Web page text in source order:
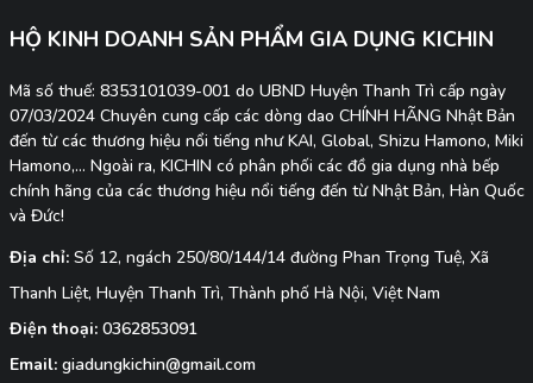
HỘ KINH DOANH SẢN PHẨM GIA DỤNG KICHIN
Mã số thuế: 8353101039-001 do UBND Huyện Thanh Trì cấp ngày
07/03/2024 Chuyên cung cấp các dòng dao CHÍNH HÃNG Nhật Bản
đến từ các thương hiệu nổi tiếng như KAI, Global, Shizu Hamono, Miki
Hamono,... Ngoài ra, KICHIN có phân phối các đồ gia dụng nhà bếp
chính hãng của các thương hiệu nổi tiếng đến từ Nhật Bản, Hàn Quốc
và Đức!
Địa chỉ: Số 12, ngách 250/80/144/14 đường Phan Trọng Tuệ, Xã
Thanh Liệt, Huyện Thanh Trì, Thành phố Hà Nội, Việt Nam
Điện thoại: 0362853091
Email: giadungkichin@gmail.com